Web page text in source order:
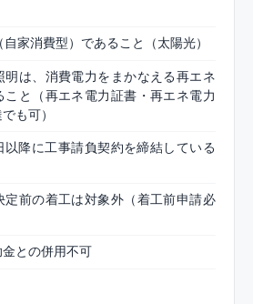
家消費型）であること（太陽光）
明は、消費電力をまかなえる再エネ
こと（再エネ電力証書・再エネ電力
も可）
以降に工事請負契約を締結している
定前の着工は対象外（着工前申請必
金との併用不可